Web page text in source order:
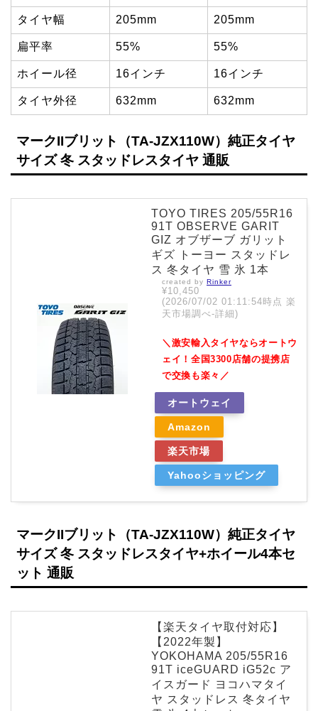
タイヤ幅 205mm 205mm
扁平率 55% 55%
ホイール径 16インチ 16インチ
タイヤ外径 632mm 632mm
マークIIブリット（TA-JZX110W）純正タイヤ
サイズ 冬 スタッドレスタイヤ 通販
TOYO TIRES 205/55R16
91T OBSERVE GARIT
GIZ オブザーブ ガリット
ギズ トーヨー スタッドレ
ス 冬タイヤ 雪 氷 1本
created by Rinker
¥10,450
(2026/07/02 01:11:54時点 楽
天市場調べ-詳細)
＼激安輸入タイヤならオートウ
ェイ！全国3300店舗の提携店
で交換も楽々／
オートウェイ
Amazon
楽天市場
Yahooショッピング
マークIIブリット（TA-JZX110W）純正タイヤ
サイズ 冬 スタッドレスタイヤ+ホイール4本セ
ット 通販
【楽天タイヤ取付対応】
【2022年製】
YOKOHAMA 205/55R16
91T iceGUARD iG52c ア
イスガード ヨコハマタイ
ヤ スタッドレス 冬タイヤ